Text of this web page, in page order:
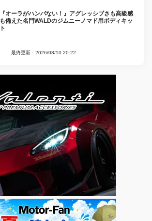
『オーラがハンパない！』アグレッシブさも高級感
も備えた名門WALDのジムニーノマド用ボディキッ
ト
最終更新：2026/08/10 20:22